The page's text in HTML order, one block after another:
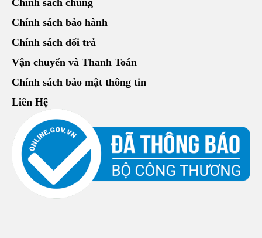
Chính sách chung
Chính sách bảo hành
Chính sách đổi trả
Vận chuyển và Thanh Toán
Chính sách bảo mật thông tin
Liên Hệ